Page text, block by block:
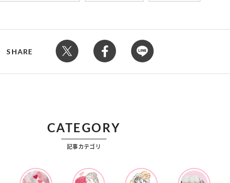
SHARE
簡単アレンジで別人顔に♡ こなれ感たっ
ぷりの【そでロールアップ】着こなしテ
“憧れワン
CATEGORY
記事カテゴリ